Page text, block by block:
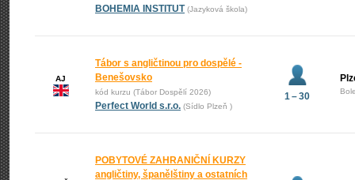
BOHEMIA INSTITUT (Jazyková škola)
AJ
Tábor s angličtinou pro dospělé -
Benešovsko
kód kurzu (Tábor Dospělí 2026)
Perfect World s.r.o. (Sídlo Plzeň )
1 – 30
POBYTOVÉ ZAHRANIČNÍ KURZY
angličtiny, španělštiny a ostatních